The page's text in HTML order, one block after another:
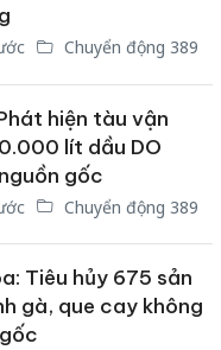
Chuyển động 389
hiện tàu vận
lít dầu DO
gốc
Chuyển động 389
Tiêu hủy 675 sản
gà, que cay không